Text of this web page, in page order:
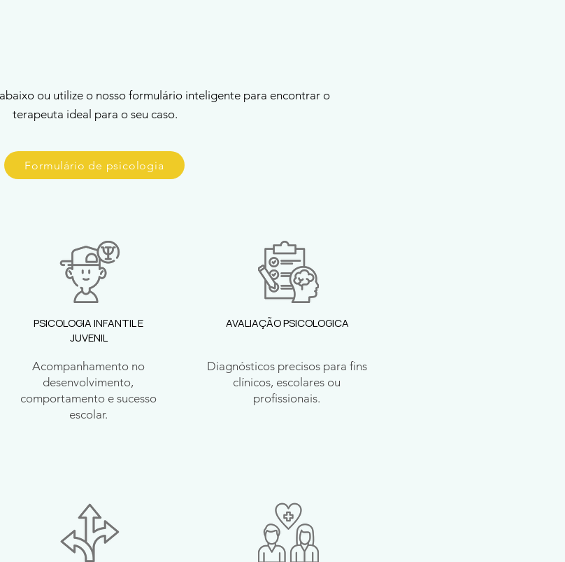
ou utilize o nosso formulário inteligente para encontrar o
terapeuta ideal para o seu caso.
Formulário de psicologia
PSICOLOGIA INFANTIL E
JUVENIL
Acompanhamento no
desenvolvimento,
comportamento e sucesso
escolar.
AVALIAÇÃO PSICOLOGICA
Diagnósticos precisos para fins
clínicos, escolares ou
profissionais.